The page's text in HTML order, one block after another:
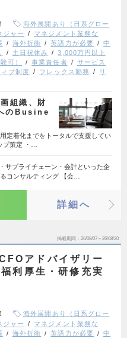
海外展開あり（日系グロー
ジャー
マネジメント業務な
海外折衝 英語力が必要
中
土日祝休み
3,000万円以上
可） 事業責任者
サービス
ブ制度 フレックス勤務
リ
組織、財
のBusine
定着化までをトータルで支援してい
プ策定 ・…
サプライチェーン・会計といった企
コンサルティング 【会…
詳細へ
掲載期間 26/08/07～26/08/20
アドバイザリー
利厚生・研修充実
海外展開あり（日系グロー
ジャー
マネジメント業務な
海外折衝 英語力が必要
中